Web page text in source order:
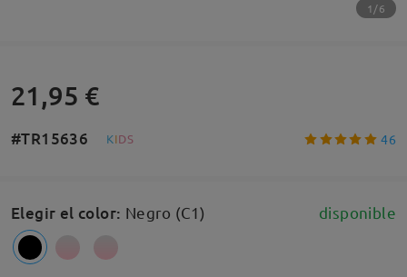
1/6
21,95 €
#TR15636 KIDS 46
Elegir el color: Negro (C1) disponible